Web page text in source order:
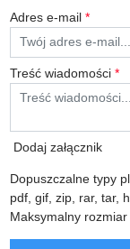
Adres e-mail *
Treść wiadomości *
Dodaj załącznik
Dopuszczalne typy
pdf, gif, zip, rar, tar,
Maksymalny